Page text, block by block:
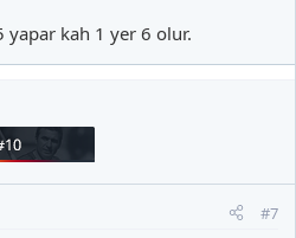
yapar kah 1 yer 6 olur.
#7